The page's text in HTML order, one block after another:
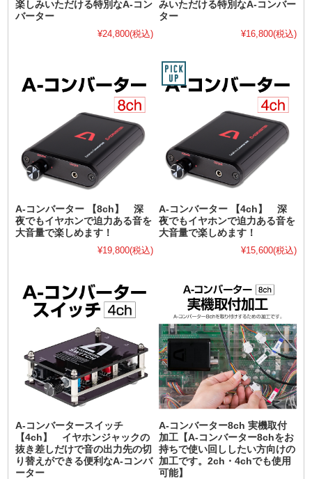
楽しみいただける特別なA-コン
バーター
¥24,800(税込)
みいただける特別なA-コンバー
ター
¥16,800(税込)
A-コンバーター 【8ch】 深
夜でもイヤホンで迫力ある音を
大音量で楽しめます！
¥19,800(税込)
A-コンバーター 【4ch】 深
夜でもイヤホンで迫力ある音を
大音量で楽しめます！
¥15,600(税込)
A-コンバータースイッチ
【4ch】 イヤホンジャックの
抜き差しだけで音の出力先の切
り替えができる便利なA-コンバ
ーター
A-コンバーター8ch 実機取付
加工【A-コンバーター8chをお
持ちで使い回ししたい方向けの
加工です。2ch・4chでも使用
可能】